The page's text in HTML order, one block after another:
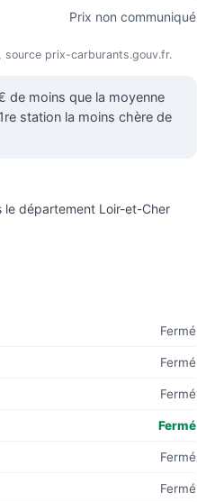
Prix non communiqué
prix-carburants.gouv.fr.
de moins que la moyenne
station la moins chère de
le département Loir-et-Cher
Fermé
Fermé
Fermé
Fermé
Fermé
Fermé